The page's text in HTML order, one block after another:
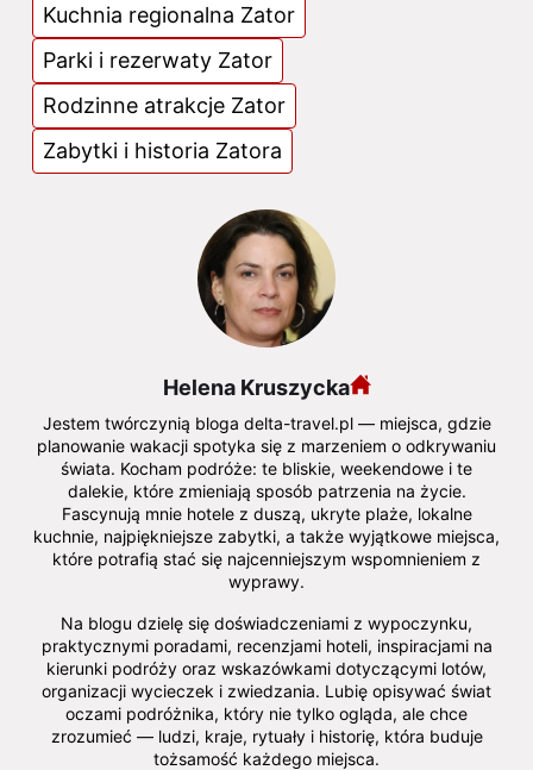
Kuchnia regionalna Zator
Parki i rezerwaty Zator
Rodzinne atrakcje Zator
Zabytki i historia Zatora
Helena Kruszycka
Jestem twórczynią bloga delta-travel.pl — miejsca, gdzie
planowanie wakacji spotyka się z marzeniem o odkrywaniu
świata. Kocham podróże: te bliskie, weekendowe i te
dalekie, które zmieniają sposób patrzenia na życie.
Fascynują mnie hotele z duszą, ukryte plaże, lokalne
kuchnie, najpiękniejsze zabytki, a także wyjątkowe miejsca,
które potrafią stać się najcenniejszym wspomnieniem z
wyprawy.
Na blogu dzielę się doświadczeniami z wypoczynku,
praktycznymi poradami, recenzjami hoteli, inspiracjami na
kierunki podróży oraz wskazówkami dotyczącymi lotów,
organizacji wycieczek i zwiedzania. Lubię opisywać świat
oczami podróżnika, który nie tylko ogląda, ale chce
zrozumieć — ludzi, kraje, rytuały i historię, która buduje
tożsamość każdego miejsca.